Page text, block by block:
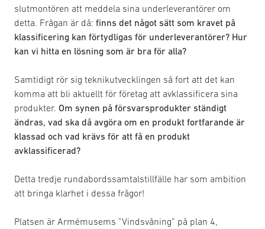
slutmontören att meddela sina underleverantörer om
detta. Frågan är då: finns det något sätt som kravet på
klassificering kan förtydligas för underleverantörer? Hur
kan vi hitta en lösning som är bra för alla?
Samtidigt rör sig teknikutvecklingen så fort att det kan
komma att bli aktuellt för företag att avklassificera sina
produkter. Om synen på försvarsprodukter ständigt
ändras, vad ska då avgöra om en produkt fortfarande är
klassad och vad krävs för att få en produkt
avklassificerad?
Detta tredje rundabordssamtalstillfälle har som ambition
att bringa klarhet i dessa frågor!
Platsen är Armémusems ”Vindsvåning” på plan 4,